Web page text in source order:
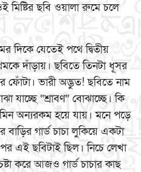
ছবি ওয়ালা রুমে চলে
দিকে যেতেই পথে দ্বিতীয়
দাঁড়ায়। ছবিতে তিনটা ধূসর
ফেঁাটা। ভারী অদ্ভুত! ছবিতে নাম
যাচ্ছে “শ্রাবণ” বোঝাচ্ছে। কি
অন্যরকম হয়ে যায়। মনে পড়ে
গার্ড চাচা লুকিয়ে একটা
এই ছবিটাই ছিল। নিচে লেখা
করে আজও গার্ড চাচার কাছ